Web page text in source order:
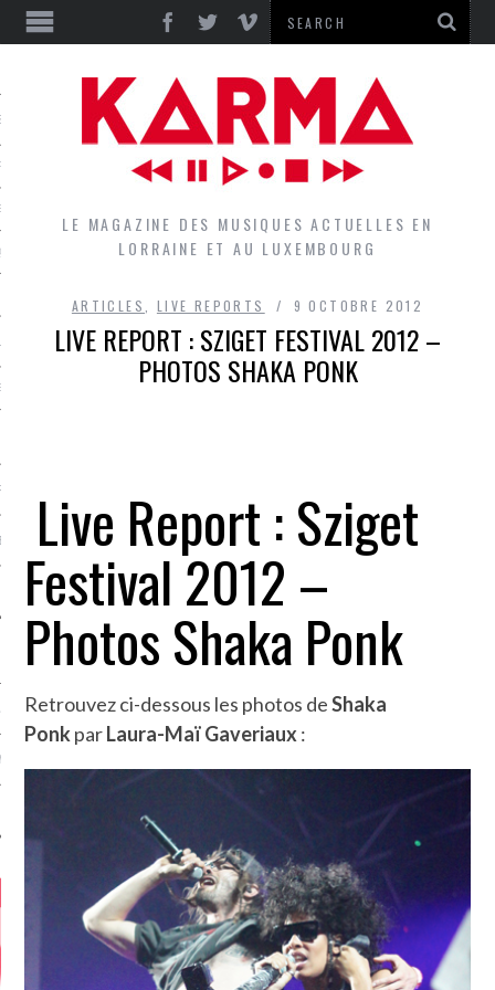
GROUPES DU LOCAL
LE MAGAZINE DES MUSIQUES ACTUELLES EN
LORRAINE ET AU LUXEMBOURG
ARTICLES LIVE REPORTS 9 OCTOBRE 2012
LIVE REPORT : SZIGET FESTIVAL 2012 –
PHOTOS SHAKA PONK
Live Report : Sziget
Festival 2012 –
Photos Shaka Ponk
Retrouvez ci-dessous les photos deShaka
PonkparLaura-Maï Gaveriaux :